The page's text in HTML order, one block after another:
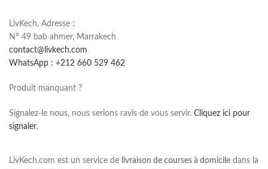
LivKech, Adresse :
N° 49 bab ahmer, Marrakech
contact@livkech.com
WhatsApp : +212 660 529 462
Produit manquant ?
Signalez-le nous, nous serions ravis de vous servir. Cliquez ici pour
signaler.
LivKech.com est un service de livraison de courses à domicile dans la